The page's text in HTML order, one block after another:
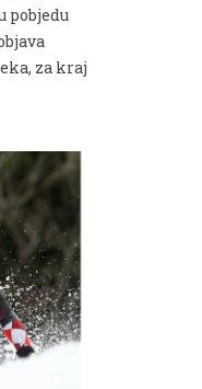
pobjedu
za kraj